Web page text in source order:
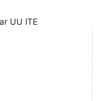
UU ITE